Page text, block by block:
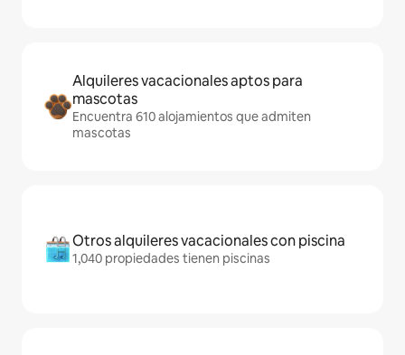
Alquileres vacacionales aptos para
mascotas
Encuentra 610 alojamientos que admiten
mascotas
Otros alquileres vacacionales con piscina
1,040 propiedades tienen piscinas